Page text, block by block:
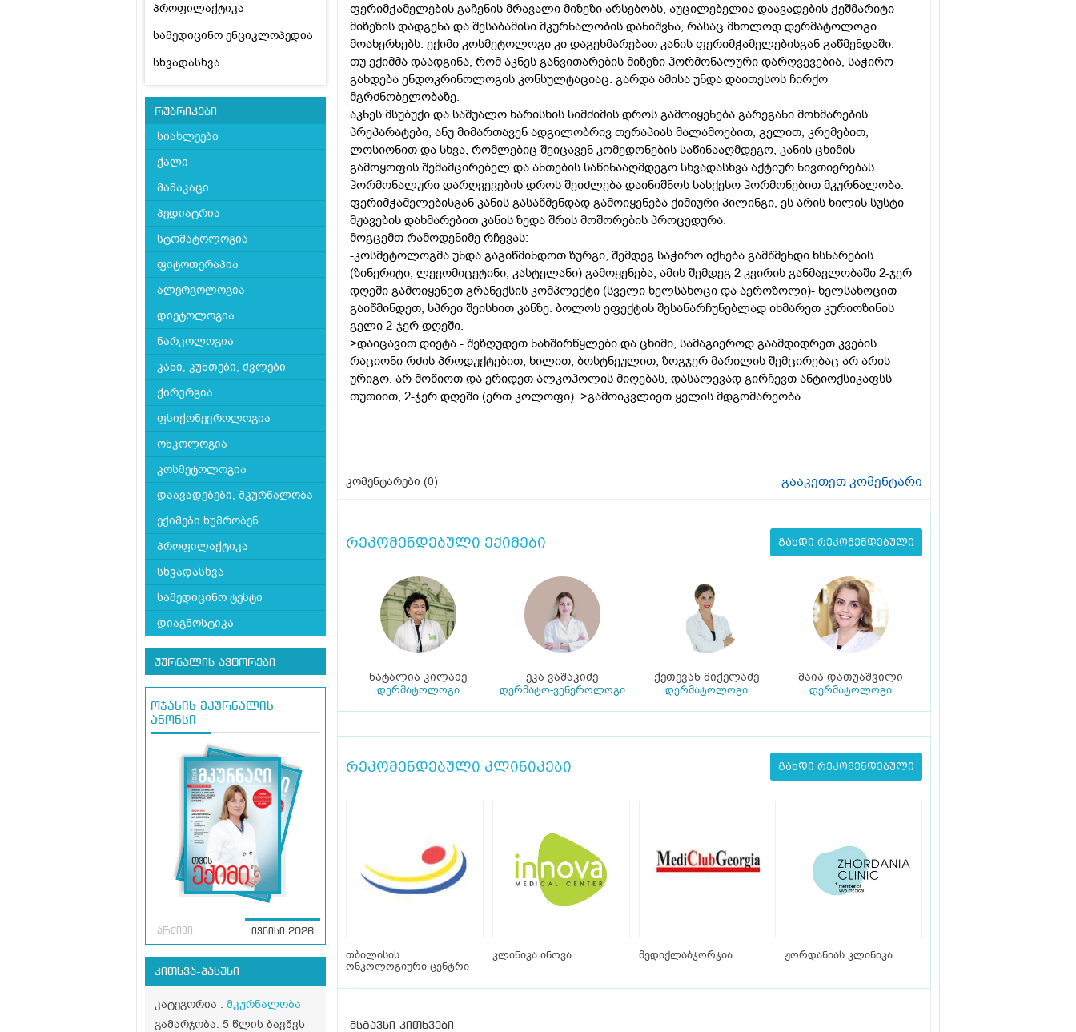
პროფილაქტიკა
სამედიცინო ენციკლოპედია
სხვადასხვა
რუბრიკები
სიახლეები
ქალი
მამაკაცი
პედიატრია
სტომატოლოგია
ფიტოთერაპია
ალერგოლოგია
დიეტოლოგია
ნარკოლოგია
კანი, კუნთები, ძვლები
ქირურგია
ფსიქონევროლოგია
ონკოლოგია
კოსმეტოლოგია
დაავადებები, მკურნალობა
ექიმები ხუმრობენ
პროფილაქტიკა
სხვადასხვა
სამედიცინო ტესტი
დიაგნოსტიკა
ჟურნალის ავტორები
ოჯახის მკურნალის
ანონსი
არქივი ივნისი 2026
კითხვა-პასუხი
კატეგორია : მკურნალობა
გამარჯობა. 5 წლის ბავშვს
ფერიმჭამელების გაჩენის მრავალი მიზეზი არსებობს, აუცილებელია დაავადების ჭეშმარიტი
მიზეზის დადგენა და შესაბამისი მკურნალობის დანიშვნა, რასაც მხოლოდ დერმატოლოგი
მოახერხებს. ექიმი კოსმეტოლოგი კი დაგეხმარებათ კანის ფერიმჭამელებისგან გაწმენდაში.
თუ ექიმმა დაადგინა, რომ აკნეს განვითარების მიზეზი ჰორმონალური დარღვევებია, საჭირო
გახდება ენდოკრინოლოგის კონსულტაციაც. გარდა ამისა უნდა დაითესოს ჩირქო
მგრძნობელობაზე.
აკნეს მსუბუქი და საშუალო ხარისხის სიმძიმის დროს გამოიყენება გარეგანი მოხმარების
პრეპარატები, ანუ მიმართავენ ადგილობრივ თერაპიას მალამოებით, გელით, კრემებით,
ლოსიონით და სხვა, რომლებიც შეიცავენ კომედონების საწინააღმდეგო, კანის ცხიმის
გამოყოფის შემამცირებელ და ანთების საწინააღმდეგო სხვადასხვა აქტიურ ნივთიერებას.
ჰორმონალური დარღვევების დროს შეიძლება დაინიშნოს სასქესო ჰორმონებით მკურნალობა.
ფერიმჭამელებისგან კანის გასაწმენდად გამოიყენება ქიმიური პილინგი, ეს არის ხილის სუსტი
მჟავების დახმარებით კანის ზედა შრის მოშორების პროცედურა.
მოგცემთ რამოდენიმე რჩევას:
-კოსმეტოლოგმა უნდა გაგიწმინდოთ ზურგი, შემდეგ საჭირო იქნება გამწმენდი ხსნარების
(ზინერიტი, ლევომიცეტინი, კასტელანი) გამოყენება, ამის შემდეგ 2 კვირის განმავლობაში 2-ჯერ
დღეში გამოიყენეთ გრანექსის კომპლექტი (სველი ხელსახოცი და აეროზოლი)- ხელსახოცით
გაიწმინდეთ, სპრეი შეისხით კანზე. ბოლოს ეფექტის შესანარჩუნებლად იხმარეთ კურიოზინის
გელი 2-ჯერ დღეში.
>დაიცავით დიეტა - შეზღუდეთ ნახშირწყლები და ცხიმი, სამაგიეროდ გაამდიდრეთ კვების
რაციონი რძის პროდუქტებით, ხილით, ბოსტნეულით, ზოგჯერ მარილის შემცირებაც არ არის
ურიგო. არ მოწიოთ და ერიდეთ ალკოჰოლის მიღებას, დასალევად გირჩევთ ანტიოქსიკაფსს
თუთიით, 2-ჯერ დღეში (ერთ კოლოფი). >გამოიკვლიეთ ყელის მდგომარეობა.
კომენტარები (0) გააკეთეთ კომენტარი
რეკომენდებული ექიმები გახდი რეკომენდებული
ნატალია კილაძე
დერმატოლოგი
ეკა ვაშაკიძე
დერმატო-ვენეროლოგი
ქეთევან მიქელაძე
დერმატოლოგი
მაია დათუაშვილი
დერმატოლოგი
რეკომენდებული კლინიკები გახდი რეკომენდებული
თბილისის
ონკოლოგიური ცენტრი
კლინიკა ინოვა მედიქლაბჯორჯია ჟორდანიას კლინიკა
მსგავსი კითხვები